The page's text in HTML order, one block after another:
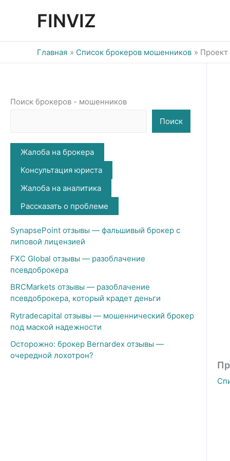
FINVIZ
Главная Список брокеров мошенников
Поиск брокеров - мошенников
Поиск
Жалоба на брокера
Консультация юриста
Жалоба на аналитика
Рассказать о проблеме
SynapsePoint отзывы — фальшивый брокер с
липовой лицензией
FXC Global отзывы — разоблачение
псевдоброкера
BRCMarkets отзывы — разоблачение
псевдоброкера, который крадет деньги
Rytradecapital отзывы — мошеннический брокер
под маской надежности
Осторожно: брокер Bernardex отзывы —
очередной лохотрон?